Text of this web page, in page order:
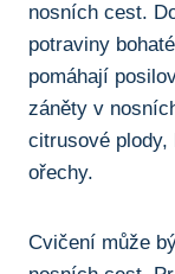
nosních⁢ cest.
potraviny
pomáhají‌
záněty v
citrusové plody,
ořechy.
Cvičení může